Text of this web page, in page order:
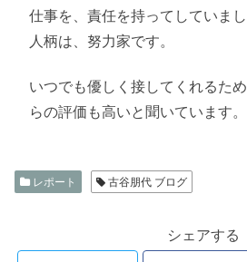
仕事を、責任を持ってしていま
人柄は、努力家です。
いつでも優しく接してくれるた
らの評価も高いと聞いています。
レポート 古谷朋代 ブログ
シェアする